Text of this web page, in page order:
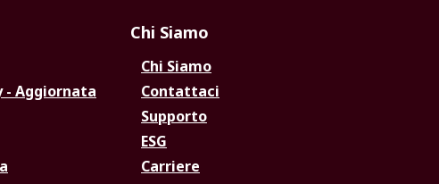
Aggiornata
Chi Siamo
Chi Siamo
Contattaci
Supporto
ESG
Carriere